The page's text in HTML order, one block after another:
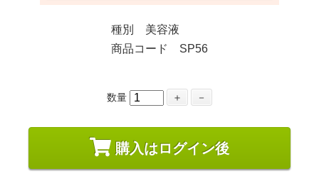
種別 美容液
商品コード SP56
数量 ＋ －
購入はログイン後